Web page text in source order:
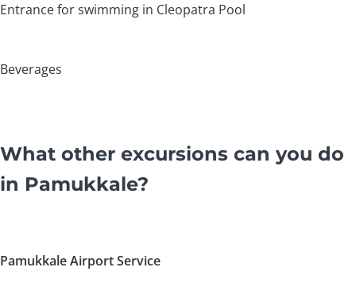
Entrance for swimming in Cleopatra Pool
Beverages
What other excursions can you do
in Pamukkale?
Pamukkale Airport Service